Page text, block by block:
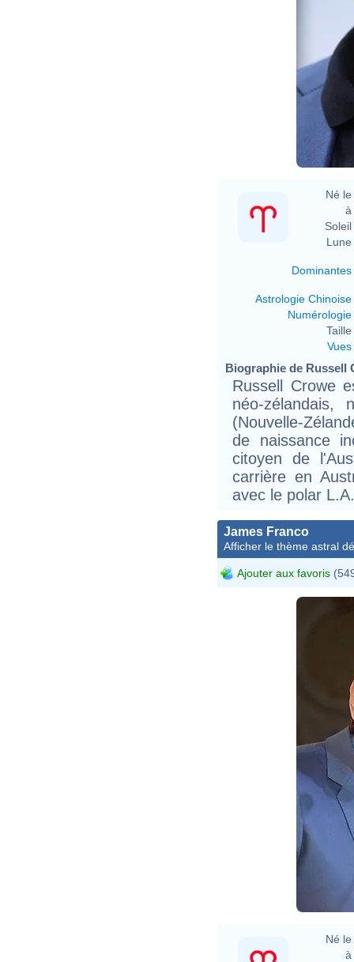
Né le
à
Soleil
Lune
Dominantes
Astrologie Chinoise
Numérologie
Taille
Vues
Biographie de Russell
Russell Crowe
néo-
(Nouvelle-
de naissance
citoyen de
carrière en
avec le polar L.A.
James Franco
Afficher le thème astral
Ajouter aux favoris
Né le
à